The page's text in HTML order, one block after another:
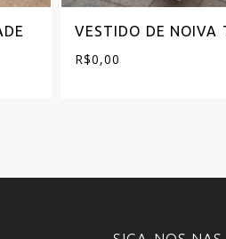
VESTIDO DE NOIVA
R$0,00